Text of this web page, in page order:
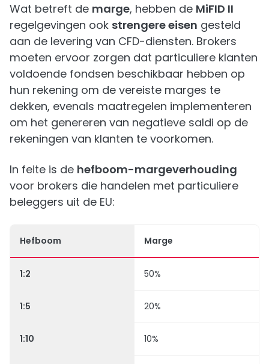
Wat betreft de marge, hebben de MiFID II
regelgevingen ook strengere eisen gesteld
aan de levering van CFD-diensten. Brokers
moeten ervoor zorgen dat particuliere klanten
voldoende fondsen beschikbaar hebben op
hun rekening om de vereiste marges te
dekken, evenals maatregelen implementeren
om het genereren van negatieve saldi op de
rekeningen van klanten te voorkomen.
In feite is de hefboom-margeverhouding
voor brokers die handelen met particuliere
beleggers uit de EU:
Hefboom Marge
1:2 50%
1:5 20%
1:10 10%